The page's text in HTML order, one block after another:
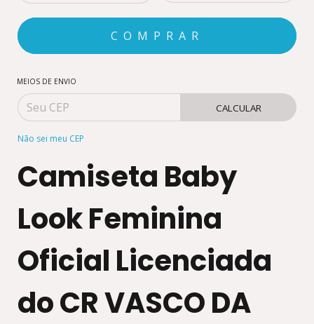
MEIOS DE ENVIO
CALCULAR
Não sei meu CEP
Camiseta Baby
Look Feminina
Oficial Licenciada
do CR VASCO DA